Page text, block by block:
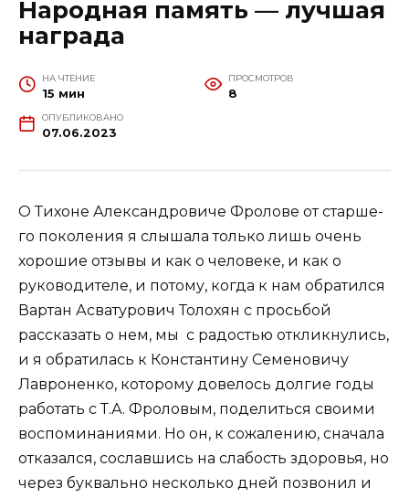
Народная память — лучшая
награда
НА ЧТЕНИЕ
15 мин
ПРОСМОТРОВ
8
ОПУБЛИКОВАНО
07.06.2023
О Тихоне Александровиче Фролове от старше-
го поколения я слышала только лишь очень
хорошие отзывы и как о человеке, и как о
руководителе, и потому, когда к нам обратился
Вартан Асватурович Толохян с просьбой
рассказать о нем, мы с радостью откликнулись,
и я обратилась к Константину Семеновичу
Лавроненко, которому довелось долгие годы
работать с Т.А. Фроловым, поделиться своими
воспоминаниями. Но он, к сожалению, сначала
отказался, сославшись на слабость здоровья, но
через буквально несколько дней позвонил и